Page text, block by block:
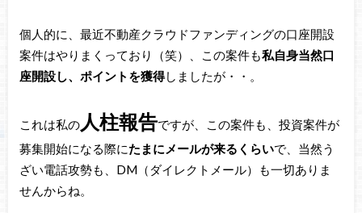
個人的に、最近不動産クラウドファンディングの口座開設
案件はやりまくっており（笑）、この案件も私自身当然口
座開設し、ポイントを獲得しましたが・・。
これは私の人柱報告ですが、この案件も、投資案件が
募集開始になる際にたまにメールが来るくらいで、当然う
ざい電話攻勢も、DM（ダイレクトメール）も一切ありま
せんからね。